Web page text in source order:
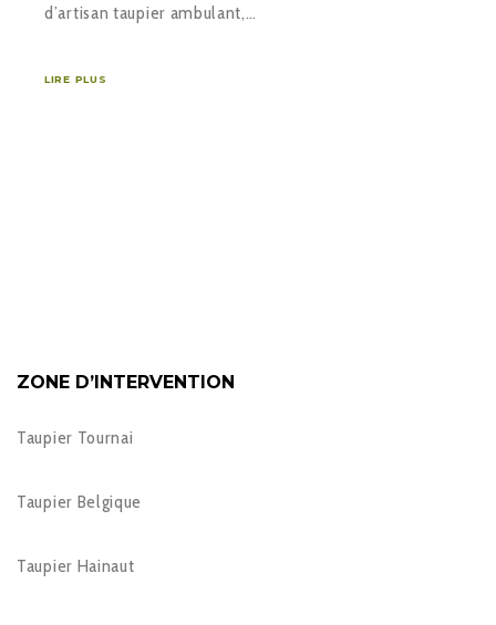
d’artisan taupier ambulant,…
LIRE PLUS
ZONE D’INTERVENTION
Taupier Tournai
Taupier Belgique
Taupier Hainaut